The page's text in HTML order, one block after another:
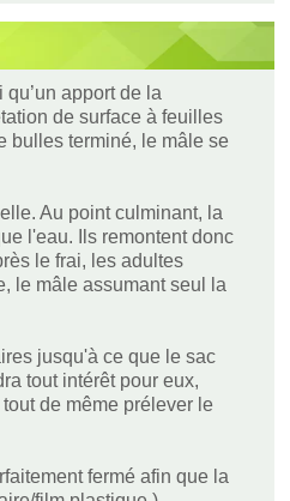
apport de la
de surface à feuilles
bulles terminé, le mâle se
Au point culminant, la
l'eau. Ils remontent donc
le frai, les adultes
le mâle assumant seul la
jusqu'à ce que le sac
tout intérêt pour eux,
de même prélever le
fermé afin que la